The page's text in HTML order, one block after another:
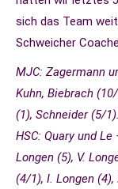
sich das Team
Schweicher
MJC: Zagermann
Kuhn, Biebrach
(1), Schneider (5/1).
HSC: Quary und Le
Longen (5), V.
(4/1), I. Longen